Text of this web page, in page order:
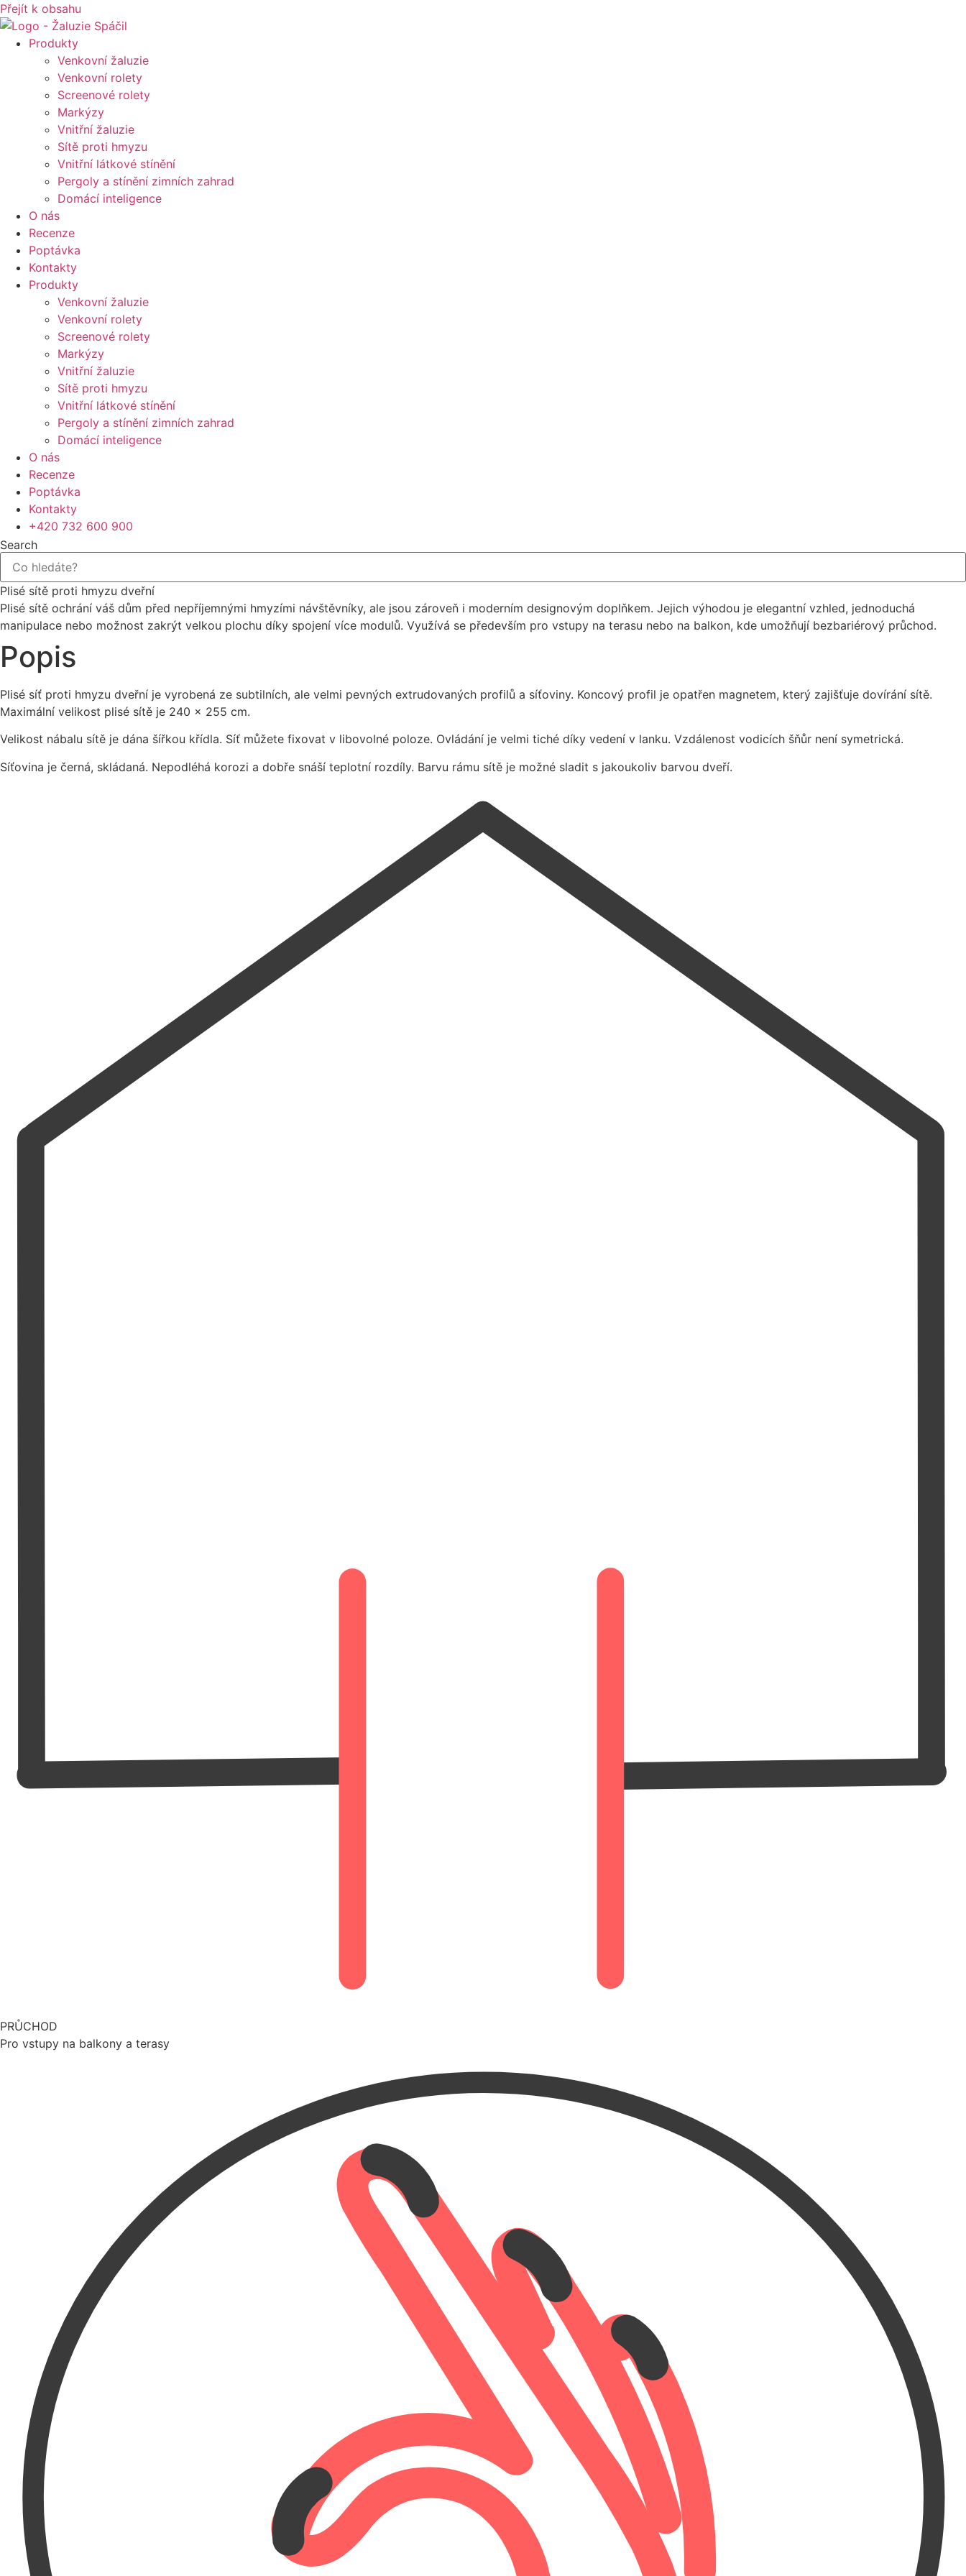
Přejít k obsahu
Produkty
Venkovní žaluzie
Venkovní rolety
Screenové rolety
Markýzy
Vnitřní žaluzie
Sítě proti hmyzu
Vnitřní látkové stínění
Pergoly a stínění zimních zahrad
Domácí inteligence
O nás
Recenze
Poptávka
Kontakty
Produkty
Venkovní žaluzie
Venkovní rolety
Screenové rolety
Markýzy
Vnitřní žaluzie
Sítě proti hmyzu
Vnitřní látkové stínění
Pergoly a stínění zimních zahrad
Domácí inteligence
O nás
Recenze
Poptávka
Kontakty
+420 732 600 900
Search
Plisé sítě proti hmyzu dveřní
Plisé sítě ochrání váš dům před nepříjemnými hmyzími návštěvníky, ale jsou zároveň i moderním designovým doplňkem. Jejich výhodou je elegantní vzhled, jednoduchá
manipulace nebo možnost zakrýt velkou plochu díky spojení více modulů. Využívá se především pro vstupy na terasu nebo na balkon, kde umožňují bezbariérový průchod.
Popis
Plisé síť proti hmyzu dveřní je vyrobená ze subtilních, ale velmi pevných extrudovaných profilů a síťoviny. Koncový profil je opatřen magnetem, který zajišťuje dovírání sítě.
Maximální velikost plisé sítě je 240 x 255 cm.
Velikost nábalu sítě je dána šířkou křídla. Síť můžete fixovat v libovolné poloze. Ovládání je velmi tiché díky vedení v lanku. Vzdálenost vodicích šňůr není symetrická.
Síťovina je černá, skládaná. Nepodléhá korozi a dobře snáší teplotní rozdíly. Barvu rámu sítě je možné sladit s jakoukoliv barvou dveří.
PRŮCHOD
Pro vstupy na balkony a terasy